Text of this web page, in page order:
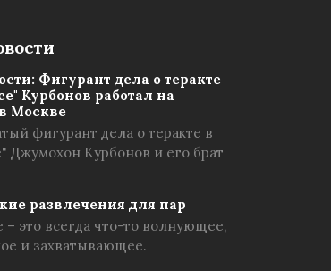
Фигурант дела о теракте
Курбонов работал на
Москве
фигурант дела о теракте в
Джумохон Курбонов и его брат
развлечения для пар
– это всегда что-то волнующее,
и захватывающее.